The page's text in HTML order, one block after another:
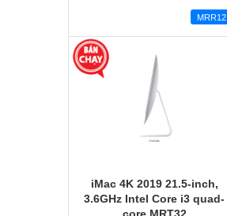
MRR12
iMac 4K 2019 21.5-inch,
3.6GHz Intel Core i3 quad-
core MRT32